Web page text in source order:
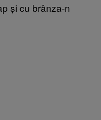
și cu brânza-n